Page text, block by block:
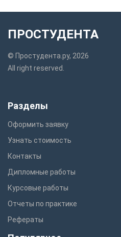
ПРОСТУДЕНТА
© Простудента.ру, 2026
All right reserved.
Разделы
Оформить заявку
Узнать стоимость
Контакты
Дипломные работы
Курсовые работы
Отчеты по практике
Рефераты